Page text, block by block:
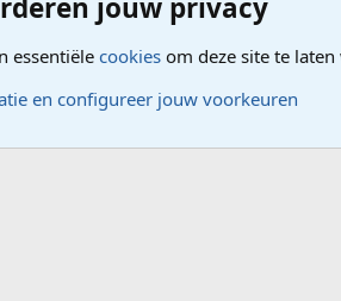
Software Foto- Video-
jouw privacy
essentiële cookies om deze site te
en configureer jouw voorkeuren